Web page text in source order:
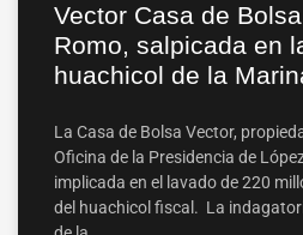
Vector Casa de
Romo, salpicada en
huachicol de la
La Casa de Bolsa Vector,
Oficina de la Presidencia de
implicada en el lavado de 220
del huachicol fiscal. La